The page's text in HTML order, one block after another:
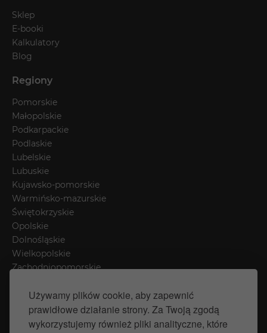
Używamy plików cookie, aby zapewnić
prawidłowe działanie strony. Za Twoją zgodą
wykorzystujemy również pliki analityczne, które
Sklep
E-booki
Kalkulatory
Blog
Regiony
Pomorskie
Małopolskie
Podkarpackie
Podlaskie
Lubelskie
Lubuskie
Kujawsko-pomorskie
Warmińsko-mazurskie
Świętokrzyskie
Opolskie
Dolnośląskie
Wielkopolskie
Zachodniopomorskie
Mazowieckie
Śląskie